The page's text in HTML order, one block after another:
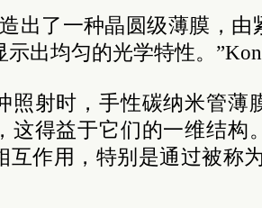
出了一种晶圆级薄膜，
示出均匀的光学特性。
照射时，手性碳纳米管薄
这得益于它们的一维结构
互作用，特别是通过被称